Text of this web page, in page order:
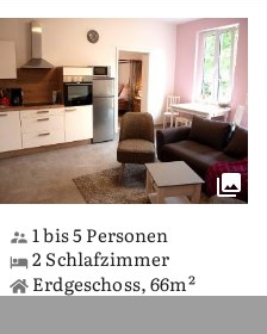
1 bis 5 Personen
2 Schlafzimmer
Erdgeschoss, 66m²